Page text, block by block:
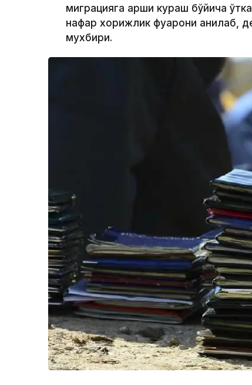
миграцияга қарши кураш бўйича
нафар хорижлик фуқарони аниқлаб,
мухбири.